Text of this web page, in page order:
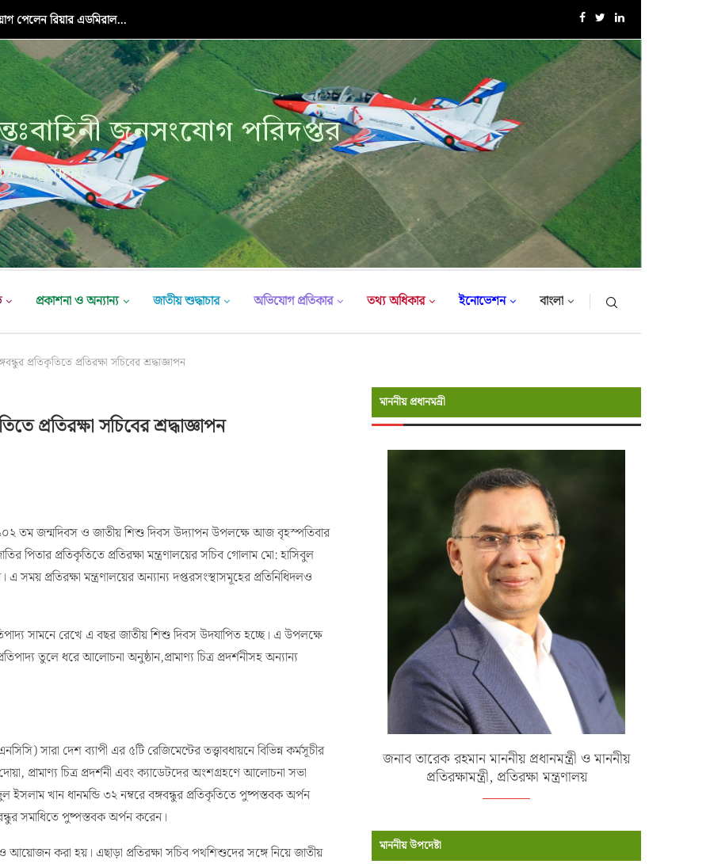
পেলেন রিয়ার এডমিরাল... বাংলাদেশ সেনাবাহিনীর বৃক্ষরোপণ অভিযান ২০২৬ এর উদ্বোধন
জনসংযোগ পরিদপ্তর
মন্ত্রণালয়
প্রকাশনা ও অন্যান্য জাতীয় শুদ্ধাচার অভিযোগ প্রতিকার তথ্য অধিকার ইনোভেশন বাংলা
প্রতিকৃতিতে প্রতিরক্ষা সচিবের শ্রদ্ধাজ্ঞাপন
প্রতিরক্ষা সচিবের শ্রদ্ধাজ্ঞাপন
১০২ তম জন্মদিবস ও জাতীয় শিশু দিবস উদ্যাপন উপলক্ষে আজ বৃহস্পতিবার
পিতার প্রতিকৃতিতে প্রতিরক্ষা মন্ত্রণালয়ের সচিব গোলাম মো: হাসিবুল
প্রতিরক্ষা মন্ত্রণালয়ের অন্যান্য দপ্তরসংস্থাসমূহের প্রতিনিধিদলও
সামনে রেখে এ বছর জাতীয় শিশু দিবস উদযাপিত হচ্ছে। এ উপলক্ষে
তুলে ধরে আলোচনা অনুষ্ঠান,প্রামাণ্য চিত্র প্রদর্শনীসহ অন্যান্য
সারা দেশ ব্যাপী এর ৫টি রেজিমেন্টের তত্ত্বাবধায়নে বিভিন্ন কর্মসূচীর
প্রামাণ্য চিত্র প্রদর্শনী এবং ক্যাডেটদের অংশগ্রহণে আলোচনা সভা
ইসলাম খান ধানমন্ডি ৩২ নম্বরে বঙ্গবন্ধুর প্রতিকৃতিতে পুষ্পস্তবক অর্পন
সমাধিতে পুষ্পস্তবক অর্পন করেন।
আয়োজন করা হয়। এছাড়া প্রতিরক্ষা সচিব পথশিশুদের সঙ্গে নিয়ে জাতীয়
মাননীয় প্রধানমন্রী
জনাব তারেক রহমান মাননীয় প্রধানমন্ত্রী ও মাননীয়
প্রতিরক্ষামন্ত্রী, প্রতিরক্ষা মন্ত্রণালয়
মাননীয় উপদেষ্টা